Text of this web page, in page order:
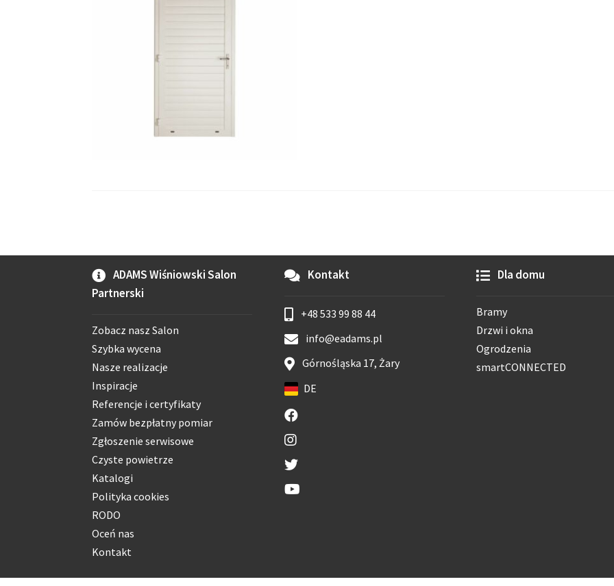
ADAMS Wiśniowski Salon
Partnerski
Zobacz nasz Salon
Szybka wycena
Nasze realizacje
Inspiracje
Referencje i certyfikaty
Zamów bezpłatny pomiar
Zgłoszenie serwisowe
Czyste powietrze
Katalogi
Polityka cookies
RODO
Oceń nas
Kontakt
Kontakt
+48 533 99 88 44
info@eadams.pl
Górnośląska 17, Żary
DE
Dla domu
Bramy
Drzwi i okna
Ogrodzenia
smartCONNECTED